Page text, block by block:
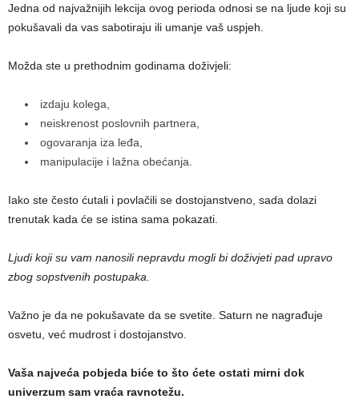
Jedna od najvažnijih lekcija ovog perioda odnosi se na ljude koji su
pokušavali da vas sabotiraju ili umanje vaš uspjeh.
Možda ste u prethodnim godinama doživjeli:
izdaju kolega,
neiskrenost poslovnih partnera,
ogovaranja iza leđa,
manipulacije i lažna obećanja.
Iako ste često ćutali i povlačili se dostojanstveno, sada dolazi
trenutak kada će se istina sama pokazati.
Ljudi koji su vam nanosili nepravdu mogli bi doživjeti pad upravo
zbog sopstvenih postupaka.
Važno je da ne pokušavate da se svetite. Saturn ne nagrađuje
osvetu, već mudrost i dostojanstvo.
Vaša najveća pobjeda biće to što ćete ostati mirni dok
univerzum sam vraća ravnotežu.